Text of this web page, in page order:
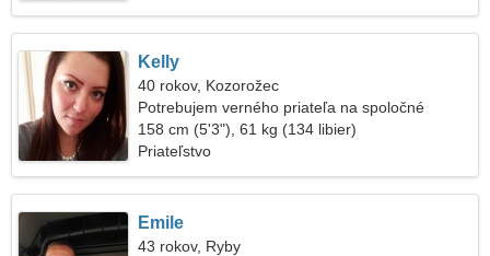
Kelly
40 rokov, Kozorožec
Potrebujem verného priateľa na spoločné
cestovanie
158 cm (5'3"), 61 kg (134 libier)
Priateľstvo
Emile
43 rokov, Ryby